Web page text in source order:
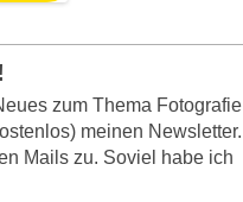
zum Thema Fotografie
meinen Newsletter.
Mails zu. Soviel habe ich